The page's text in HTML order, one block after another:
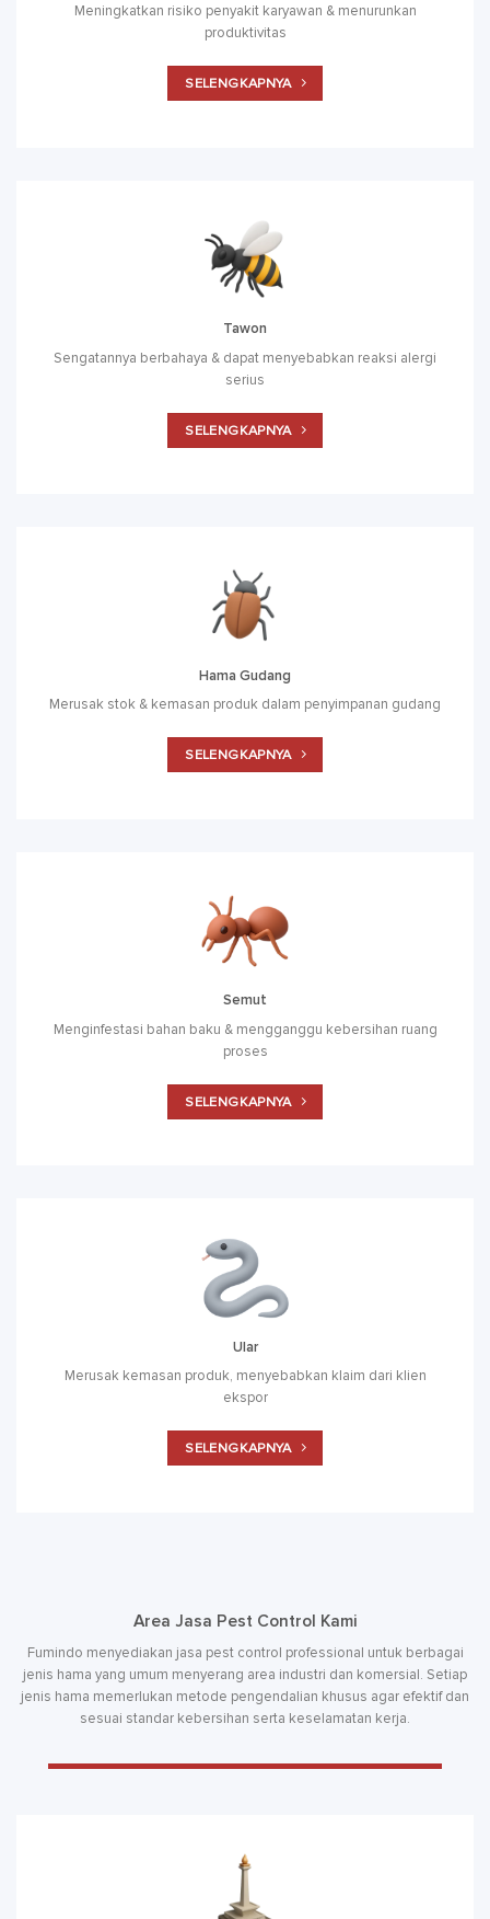
Meningkatkan risiko penyakit karyawan & menurunkan
produktivitas
SELENGKAPNYA
Tawon
Sengatannya berbahaya & dapat menyebabkan reaksi alergi
serius
SELENGKAPNYA
Hama Gudang
Merusak stok & kemasan produk dalam penyimpanan gudang
SELENGKAPNYA
Semut
Menginfestasi bahan baku & mengganggu kebersihan ruang
proses
SELENGKAPNYA
Ular
Merusak kemasan produk, menyebabkan klaim dari klien
ekspor
SELENGKAPNYA
Area Jasa Pest Control Kami
Fumindo menyediakan jasa pest control professional untuk berbagai
jenis hama yang umum menyerang area industri dan komersial. Setiap
jenis hama memerlukan metode pengendalian khusus agar efektif dan
sesuai standar kebersihan serta keselamatan kerja.